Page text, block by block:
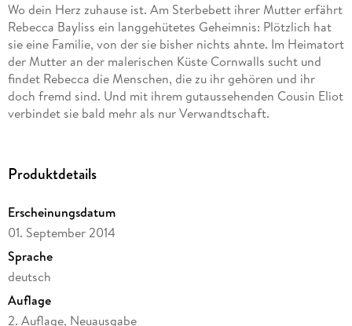
Wo dein Herz zuhause ist. Am Sterbebett ihrer Mutter erfährt
Rebecca Bayliss ein langgehütetes Geheimnis: Plötzlich hat
sie eine Familie, von der sie bisher nichts ahnte. Im Heimatort
der Mutter an der malerischen Küste Cornwalls sucht und
findet Rebecca die Menschen, die zu ihr gehören und ihr
doch fremd sind. Und mit ihrem gutaussehenden Cousin Eliot
verbindet sie bald mehr als nur Verwandtschaft.
Produktdetails
Erscheinungsdatum
01. September 2014
Sprache
deutsch
Auflage
2. Auflage, Neuausgabe